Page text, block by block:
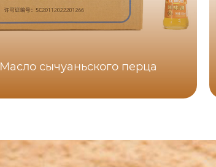
Масло сычуаньского перца